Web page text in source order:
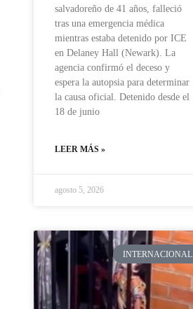
salvadoreño de 41 años, falleció
tras una emergencia médica
mientras estaba detenido por ICE
en Delaney Hall (Newark). La
agencia confirmó el deceso y
espera la autopsia para determinar
la causa oficial. Detenido desde el
18 de junio
LEER MÁS »
agosto 5, 2026
INTERNACIONAL